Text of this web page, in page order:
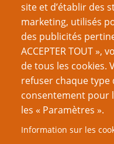
site et d’établir des
marketing, utilisés
des publicités
ACCEPTER TOUT »,
de tous les cookies.
refuser chaque
consentement pour
les « Paramètres ».
Information sur les
septembre 2025(8)
août 2025(1)
juin 2025(14)
mars 2025(13)
décembre 2024(12)
septembre 2024 (11)